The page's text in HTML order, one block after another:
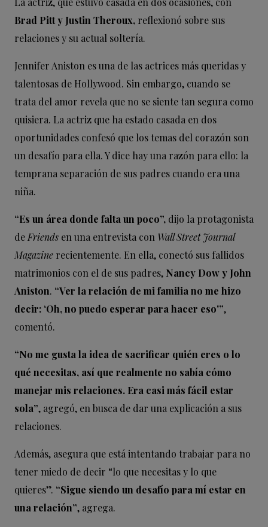
Brad Pitt y Justin Theroux, reflexionó sobre sus
relaciones y su actual soltería.
Jennifer Aniston es una de las actrices más queridas y
talentosas de Hollywood. Sin embargo, cuando se
trata del amor revela que no se siente tan segura como
quisiera. La actriz que ha estado casada en dos
oportunidades confesó que los temas del corazón son
un desafío para ella. Y dice hay una razón para ello: la
temprana separación de sus padres cuando era una
niña.
“Es un área donde falta un poco”, dijo la protagonista
de Friends en una entrevista con Wall Street Journal
Magazine recientemente. En ella, conectó sus fallidos
matrimonios con el de sus padres, Nancy Dow y John
Aniston. “Ver la relación de mi familia no me hizo
decir: ‘Oh, no puedo esperar para hacer eso'”,
comentó.
“No me gusta la idea de sacrificar quién eres o lo
qué necesitas, así que realmente no sabía cómo
manejar mis relaciones. Era casi más fácil estar
sola”, agregó, en busca de dar una explicación a sus
relaciones.
Además, asegura que está intentando trabajar para no
tener miedo de decir “lo que necesitas y lo que
quieres”. “Sigue siendo un desafío para mí estar en
una relación”, agrega.